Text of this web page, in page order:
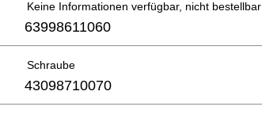
Keine Informationen verfügbar, nicht bestellbar
63998611060
Schraube
43098710070